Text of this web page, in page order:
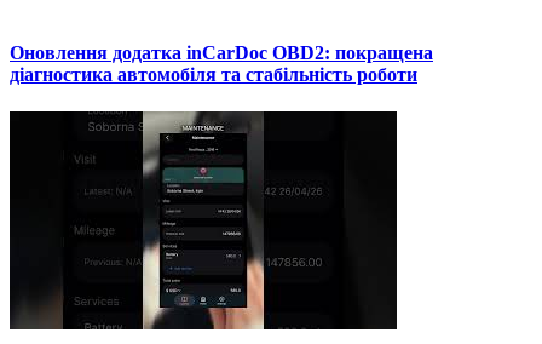
Оновлення додатка inCarDoc OBD2: покращена
діагностика автомобіля та стабільність роботи